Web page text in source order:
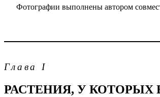
Фотографии выполнены автором
Глава I
РАСТЕНИЯ, У КОТОРЫХ